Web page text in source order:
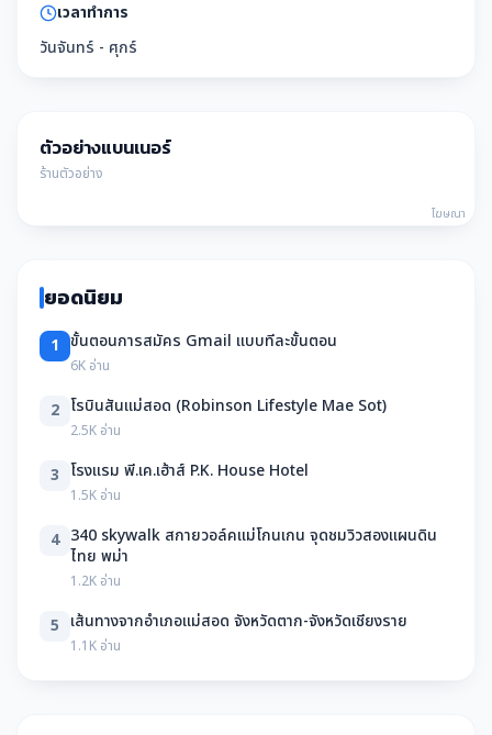
เวลาทำการ
วันจันทร์ - ศุกร์
ตัวอย่างแบนเนอร์
ร้านตัวอย่าง
โฆษณา
ยอดนิยม
1 ขั้นตอนการสมัคร Gmail แบบทีละขั้นตอน
6K อ่าน
2 โรบินสันแม่สอด (Robinson Lifestyle Mae Sot)
2.5K อ่าน
3 โรงแรม พี.เค.เฮ้าส์ P.K. House Hotel
1.5K อ่าน
4 340 skywalk สกายวอล์คแม่โกนเกน จุดชมวิวสองแผนดิน
ไทย พม่า
1.2K อ่าน
5 เส้นทางจากอำเภอแม่สอด จังหวัดตาก-จังหวัดเชียงราย
1.1K อ่าน